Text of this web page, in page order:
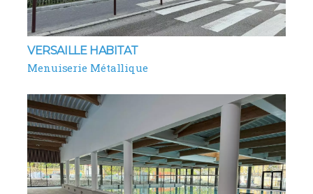
VERSAILLE HABITAT
Menuiserie Métallique